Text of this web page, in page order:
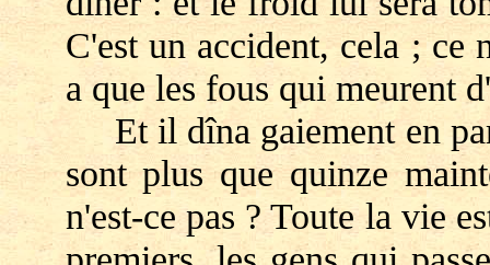
C'est un accident, cela ; ce
a que les fous qui meurent
Et il dîna gaiement en
sont plus que quinze
n'est-ce pas ? Toute la vie